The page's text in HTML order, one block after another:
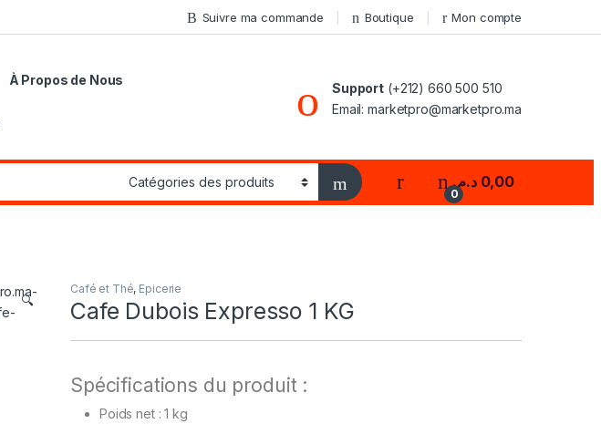
Suivre ma commande Boutique Mon compte
À Propos de Nous
Support (+212) 660 500 510
Email: marketpro@marketpro.ma
My Account
0
0,00 د.م.
🔍
Café et Thé, Epicerie
Cafe Dubois Expresso 1 KG
Spécifications du produit :
Poids net : 1 kg